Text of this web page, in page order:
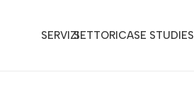
SERVIZISETTORICASE STUDIES